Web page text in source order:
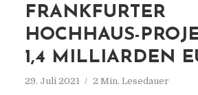
FRANKFURTER
HOCHHAUS-
1,4 MILLIARDEN
29. Juli 2021 2 Min. Lesedauer